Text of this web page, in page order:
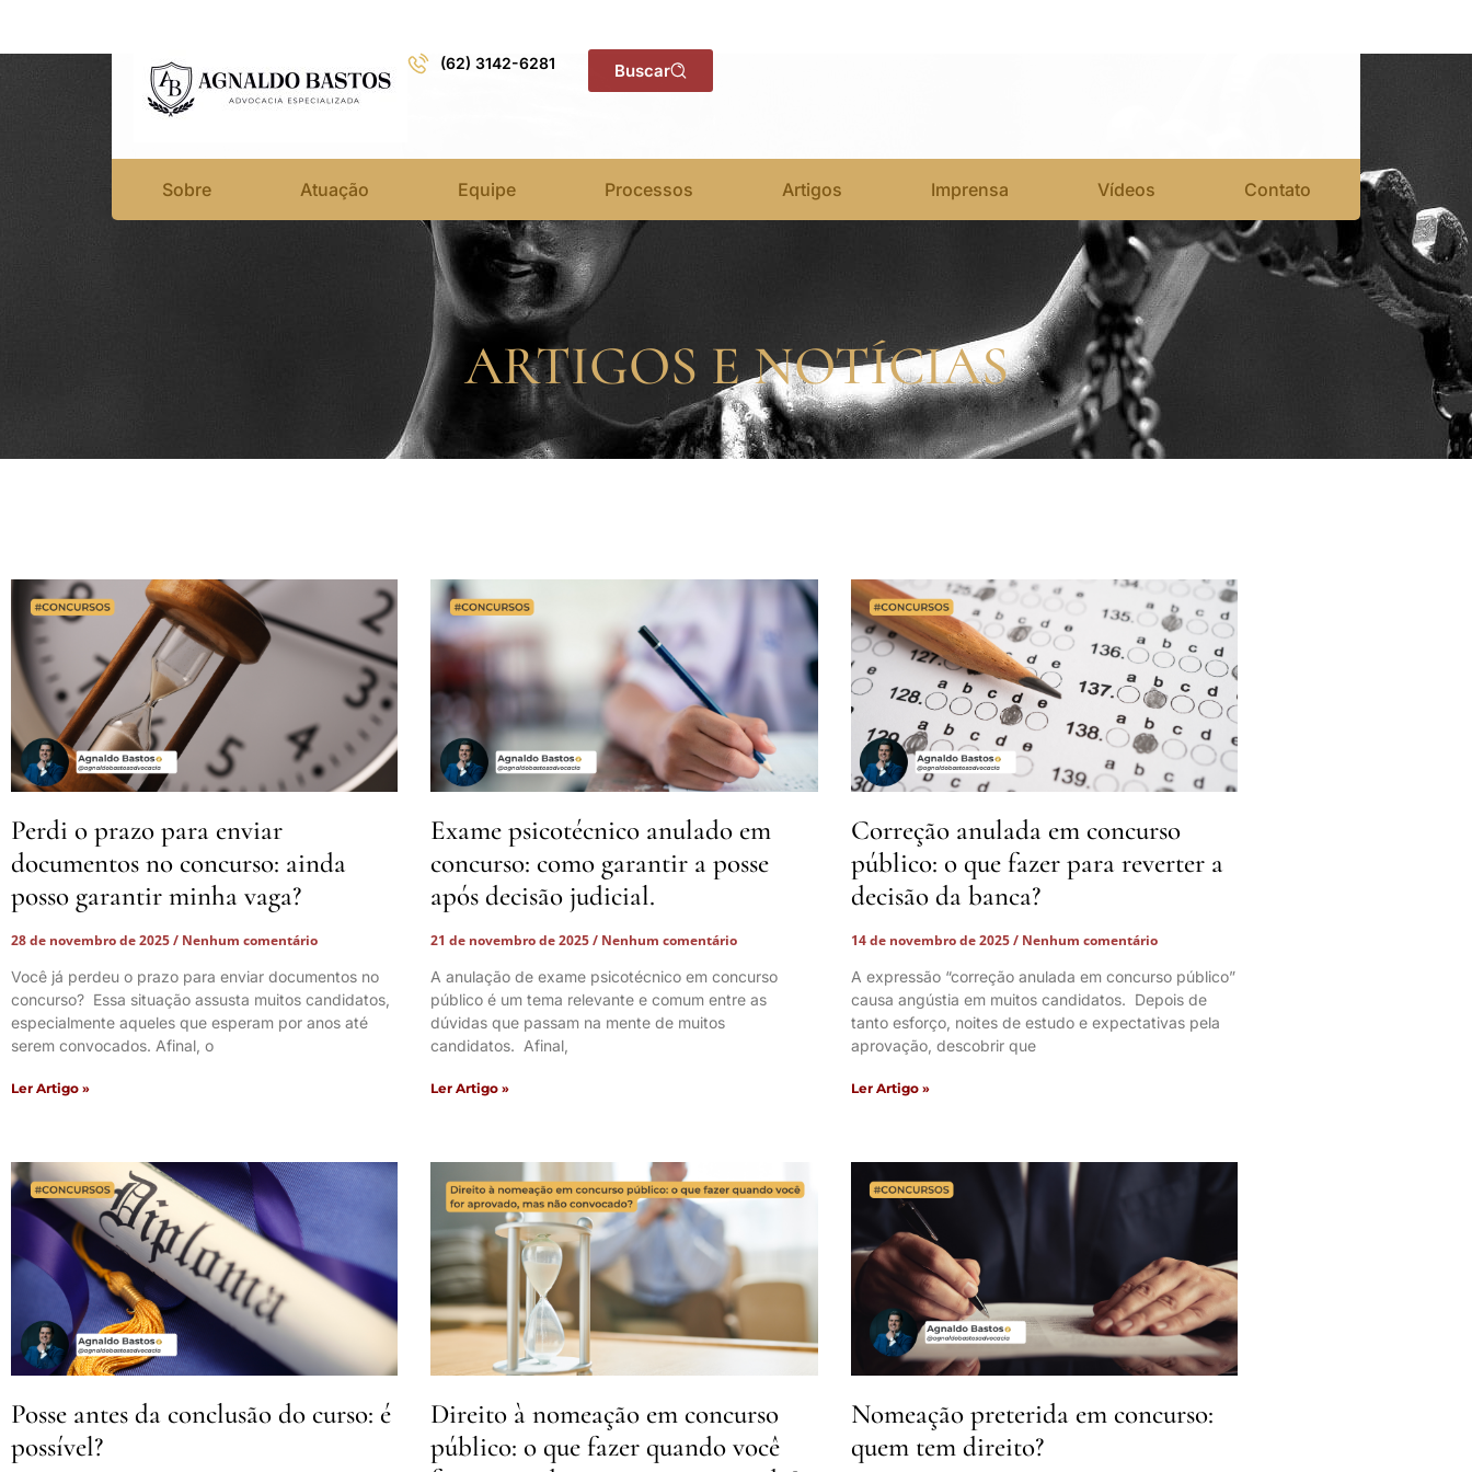
(62) 3142-6281 Buscar
Sobre Atuação Equipe Processos Artigos Imprensa Vídeos Contato
ARTIGOS E NOTÍCIAS
Perdi o prazo para enviar
documentos no concurso: ainda
posso garantir minha vaga?
28 de novembro de 2025
Nenhum comentário
Você já perdeu o prazo para enviar documentos no
concurso? Essa situação assusta muitos candidatos,
especialmente aqueles que esperam por anos até
serem convocados. Afinal, o
Ler Artigo »
Exame psicotécnico anulado em
concurso: como garantir a posse
após decisão judicial.
21 de novembro de 2025 Nenhum comentário
A anulação de exame psicotécnico em concurso
público é um tema relevante e comum entre as
dúvidas que passam na mente de muitos
candidatos. Afinal,
Ler Artigo »
Correção anulada em concurso
público: o que fazer para reverter a
decisão da banca?
14 de novembro de 2025 Nenhum comentário
A expressão “correção anulada em concurso público”
causa angústia em muitos candidatos. Depois de
tanto esforço, noites de estudo e expectativas pela
aprovação, descobrir que
Ler Artigo »
Posse antes da conclusão do curso: é
possível?
Direito à nomeação em concurso
público: o que fazer quando você
Nomeação preterida em concurso:
quem tem direito?